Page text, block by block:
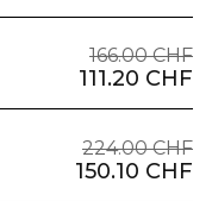
166.00 CHF
111.20 CHF
224.00 CHF
150.10 CHF